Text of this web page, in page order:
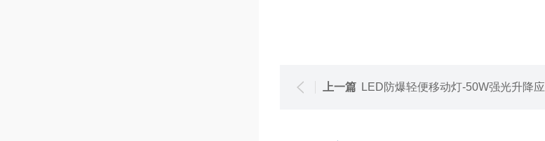
上一篇 LED防爆轻便移动灯-50W强光升降应急检修灯